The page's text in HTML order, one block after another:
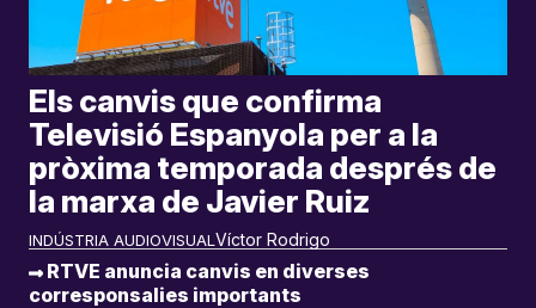
INDÚSTRIA AUDIOVISUAL
Els canvis que confirma
Televisió Espanyola per a la
pròxima temporada després de
la marxa de Javier Ruiz
Víctor Rodrigo
RTVE anuncia canvis en diverses
corresponsalies importants